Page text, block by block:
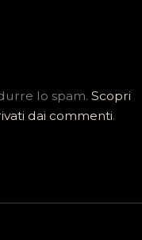
lo spam.Scopri
dai commenti.